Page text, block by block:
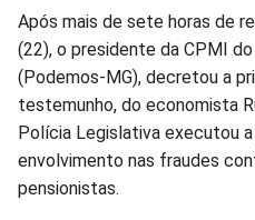
Compartilhar
no
Facebook
Compartilhar
no
Whatsapp
no
Twitter
Após mais de sete horas de
(22), o presidente da CPMI
(Podemos-MG), decretou a
testemunho, do economista
Polícia Legislativa executou
envolvimento nas fraudes
pensionistas.